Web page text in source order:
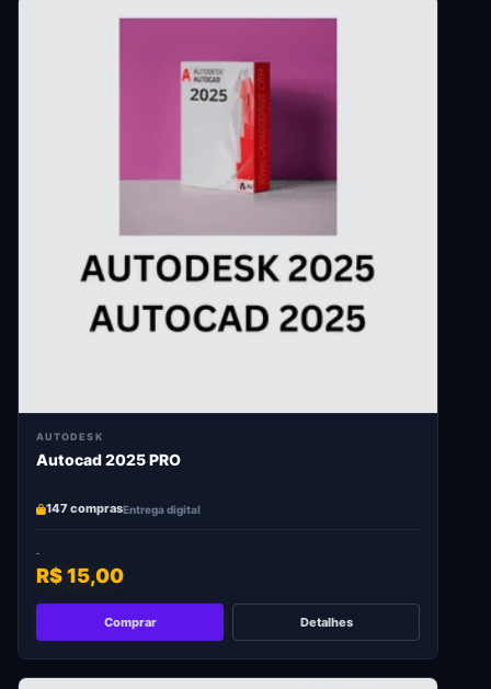
AUTODESK
Autocad 2025 PRO
147 comprasEntrega digital
R$ 15,00
Comprar Detalhes